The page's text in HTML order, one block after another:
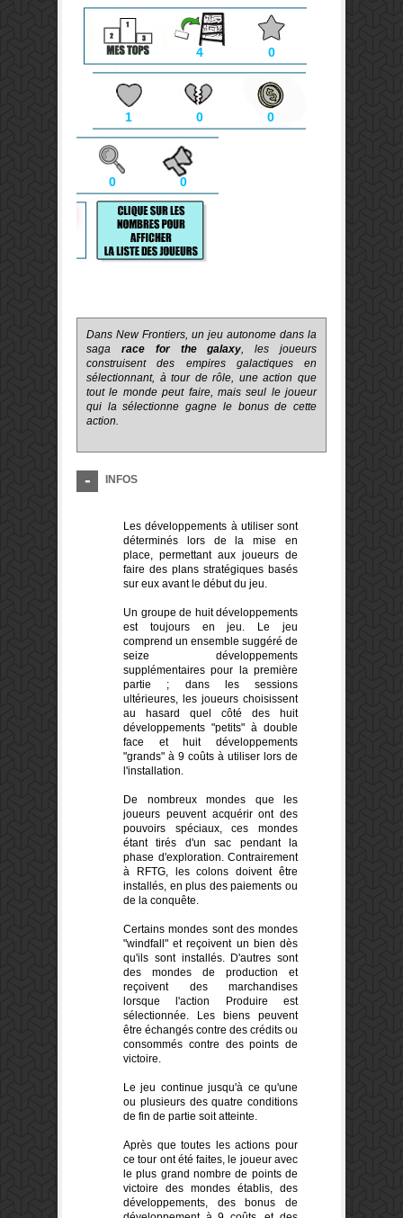
4 0
1 0 0
0 0
Dans New Frontiers, un jeu autonome dans la
saga race for the galaxy , les joueurs
construisent des empires galactiques en
sélectionnant, à tour de rôle, une action que
tout le monde peut faire, mais seul le joueur
qui la sélectionne gagne le bonus de cette
action.
INFOS
Les développements à utiliser sont
déterminés lors de la mise en
place, permettant aux joueurs de
faire des plans stratégiques basés
sur eux avant le début du jeu.
Un groupe de huit développements
est toujours en jeu. Le jeu
comprend un ensemble suggéré de
seize développements
supplémentaires pour la première
partie ; dans les sessions
ultérieures, les joueurs choisissent
au hasard quel côté des huit
développements "petits" à double
face et huit développements
"grands" à 9 coûts à utiliser lors de
l'installation.
De nombreux mondes que les
joueurs peuvent acquérir ont des
pouvoirs spéciaux, ces mondes
étant tirés d'un sac pendant la
phase d'exploration. Contrairement
à RFTG, les colons doivent être
installés, en plus des paiements ou
de la conquête.
Certains mondes sont des mondes
"windfall" et reçoivent un bien dès
qu'ils sont installés. D'autres sont
des mondes de production et
reçoivent des marchandises
lorsque l'action Produire est
sélectionnée. Les biens peuvent
être échangés contre des crédits ou
consommés contre des points de
victoire.
Le jeu continue jusqu'à ce qu'une
ou plusieurs des quatre conditions
de fin de partie soit atteinte.
Après que toutes les actions pour
ce tour ont été faites, le joueur avec
le plus grand nombre de points de
victoire des mondes établis, des
développements, des bonus de